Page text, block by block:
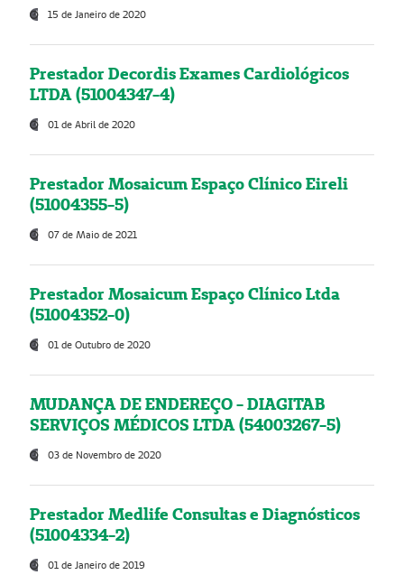
15 de Janeiro de 2020
Prestador Decordis Exames Cardiológicos
LTDA (51004347-4)
01 de Abril de 2020
Prestador Mosaicum Espaço Clínico Eireli
(51004355-5)
07 de Maio de 2021
Prestador Mosaicum Espaço Clínico Ltda
(51004352-0)
01 de Outubro de 2020
MUDANÇA DE ENDEREÇO - DIAGITAB
SERVIÇOS MÉDICOS LTDA (54003267-5)
03 de Novembro de 2020
Prestador Medlife Consultas e Diagnósticos
(51004334-2)
01 de Janeiro de 2019